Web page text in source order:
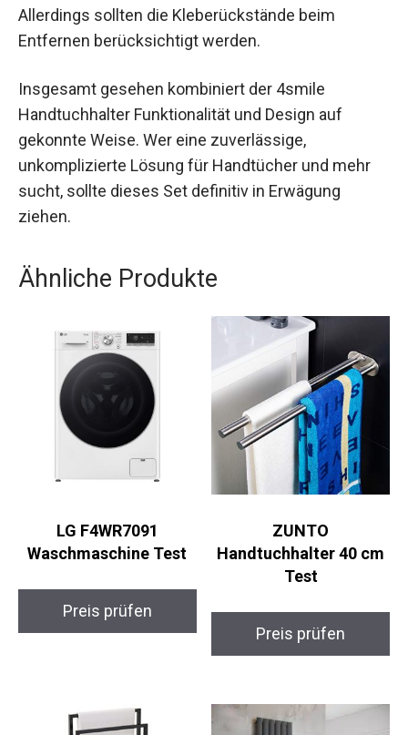
Allerdings sollten die Kleberückstände beim
Entfernen berücksichtigt werden.
Insgesamt gesehen kombiniert der 4smile
Handtuchhalter Funktionalität und Design auf
gekonnte Weise. Wer eine zuverlässige,
unkomplizierte Lösung für Handtücher und mehr
sucht, sollte dieses Set definitiv in Erwägung
ziehen.
Ähnliche Produkte
LG F4WR7091
Waschmaschine Test
Preis prüfen
ZUNTO
Handtuchhalter 40 cm
Test
Preis prüfen